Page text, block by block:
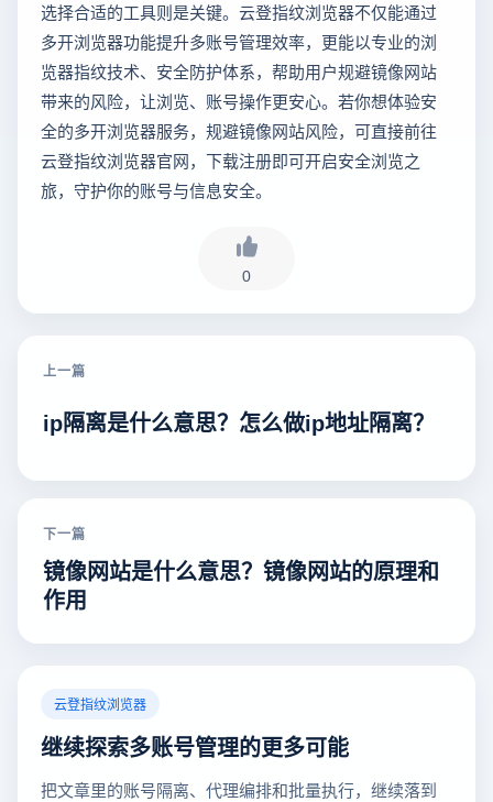
选择合适的工具则是关键。云登指纹浏览器不仅能通过
多开浏览器功能提升多账号管理效率，更能以专业的浏
览器指纹技术、安全防护体系，帮助用户规避镜像网站
带来的风险，让浏览、账号操作更安心。若你想体验安
全的多开浏览器服务，规避镜像网站风险，可直接前往
云登指纹浏览器官网，下载注册即可开启安全浏览之
旅，守护你的账号与信息安全。
0
上一篇
ip隔离是什么意思？怎么做ip地址隔离？
下一篇
镜像网站是什么意思？镜像网站的原理和
作用
云登指纹浏览器
继续探索多账号管理的更多可能
把文章里的账号隔离、代理编排和批量执行，继续落到